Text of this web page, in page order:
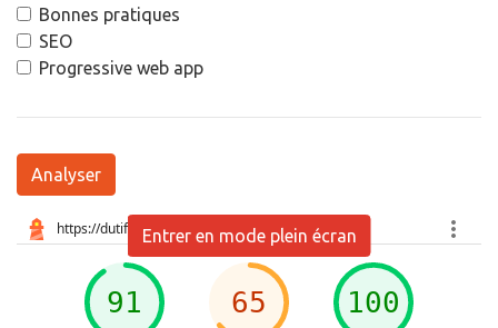
Bonnes pratiques
SEO
Progressive web app
Analyser
Entrer en mode plein écran